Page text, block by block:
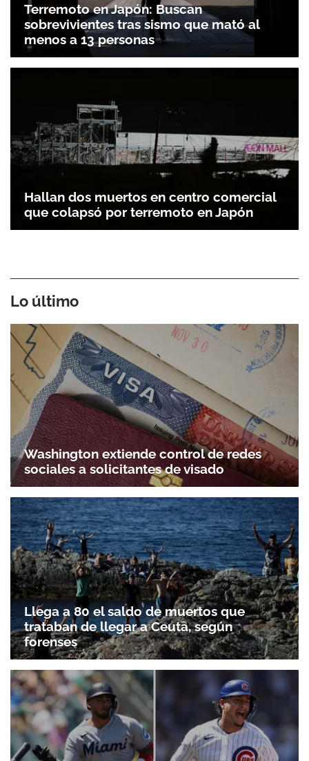
Terremoto en Japón: Buscan
sobrevivientes tras sismo que mató al
menos a 13 personas
Hallan dos muertos en centro comercial
que colapsó por terremoto en Japón
Lo último
Washington extiende control de redes
sociales a solicitantes de visado
Llega a 80 el saldo de muertos que
trataban de llegar a Ceuta, según
forenses